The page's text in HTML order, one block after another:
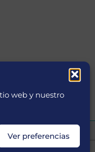
web y nuestro
Ver preferencias